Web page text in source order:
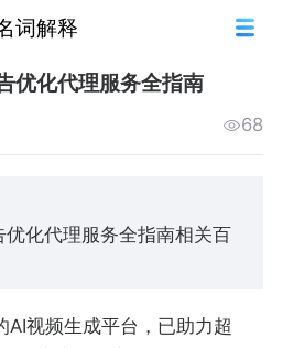
词解释
优化代理服务全指南
68
化代理服务全指南相关百
AI视频生成平台，已助力超